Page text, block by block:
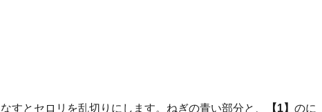
なすとセロリを乱切りにします。ねぎの青い部分と、 【1】 のに